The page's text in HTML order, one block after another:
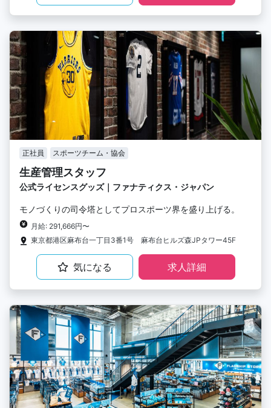
正社員 スポーツチーム・協会
生産管理スタッフ
公式ライセンスグッズ｜ファナティクス・ジャパン
モノづくりの司令塔としてプロスポーツ界を盛り上げる。
月給: 291,666円〜
東京都港区麻布台一丁目3番1号 麻布台ヒルズ森JPタワー45F
気になる 求人詳細